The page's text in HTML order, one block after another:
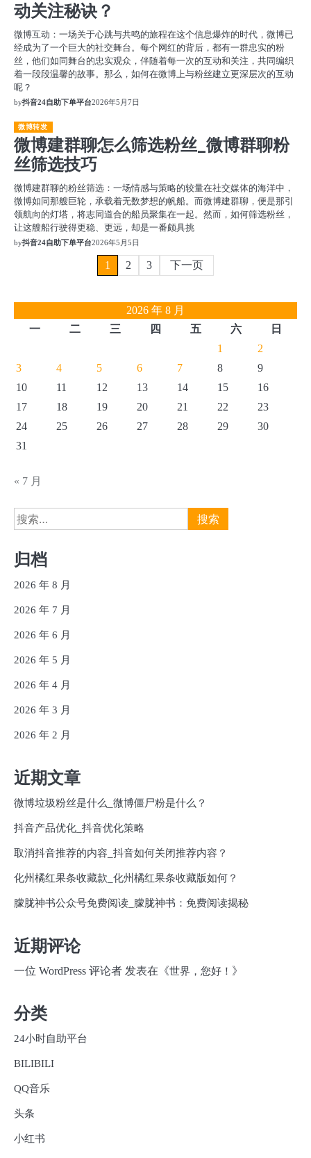
动关注秘诀？
微博互动：一场关于心跳与共鸣的旅程在这个信息爆炸的时代，微博已
经成为了一个巨大的社交舞台。每个网红的背后，都有一群忠实的粉
丝，他们如同舞台的忠实观众，伴随着每一次的互动和关注，共同编织
着一段段温馨的故事。那么，如何在微博上与粉丝建立更深层次的互动
呢？
by抖音24自助下单平台2026年5月7日
微博转发
微博建群聊怎么筛选粉丝_微博群聊粉
丝筛选技巧
微博建群聊的粉丝筛选：一场情感与策略的较量在社交媒体的海洋中，
微博如同那艘巨轮，承载着无数梦想的帆船。而微博建群聊，便是那引
领航向的灯塔，将志同道合的船员聚集在一起。然而，如何筛选粉丝，
让这艘船行驶得更稳、更远，却是一番颇具挑
by抖音24自助下单平台2026年5月5日
分
1 2 3 下一页
2026 年 8 月
一
二 三 四 五 六
日
1
2
3
4 5 6 7 8
9
10
11 12 13 14 15
16
17
18 19 20 21 22
23
24
25 26 27 28 29
30
31
« 7 月
搜
索：
归档
2026 年 8 月
2026 年 7 月
2026 年 6 月
2026 年 5 月
2026 年 4 月
2026 年 3 月
2026 年 2 月
近期文章
微博垃圾粉丝是什么_微博僵尸粉是什么？
抖音产品优化_抖音优化策略
取消抖音推荐的内容_抖音如何关闭推荐内容？
化州橘红果条收藏款_化州橘红果条收藏版如何？
朦胧神书公众号免费阅读_朦胧神书：免费阅读揭秘
近期评论
一位 WordPress 评论者 发表在《世界，您好！ 》
分类
24小时自助平台
BILIBILI
QQ音乐
头条
小红书